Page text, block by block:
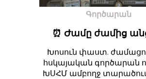
Գործարան
⏰ Ժամը ժամից
Խոսուն փաստ.
հսկայական գործարան
ԽՍՀՄ ամբողջ